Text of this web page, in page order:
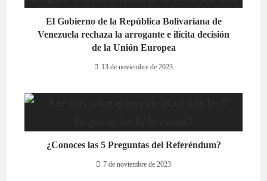
El Gobierno de la República Bolivariana de
Venezuela rechaza la arrogante e ilícita decisión
de la Unión Europea
13 de noviembre de 2023
¿Conoces las 5 Preguntas del Referéndum?
7 de noviembre de 2023